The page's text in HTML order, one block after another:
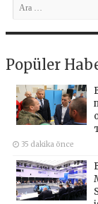
Popüler
35 dakika önce